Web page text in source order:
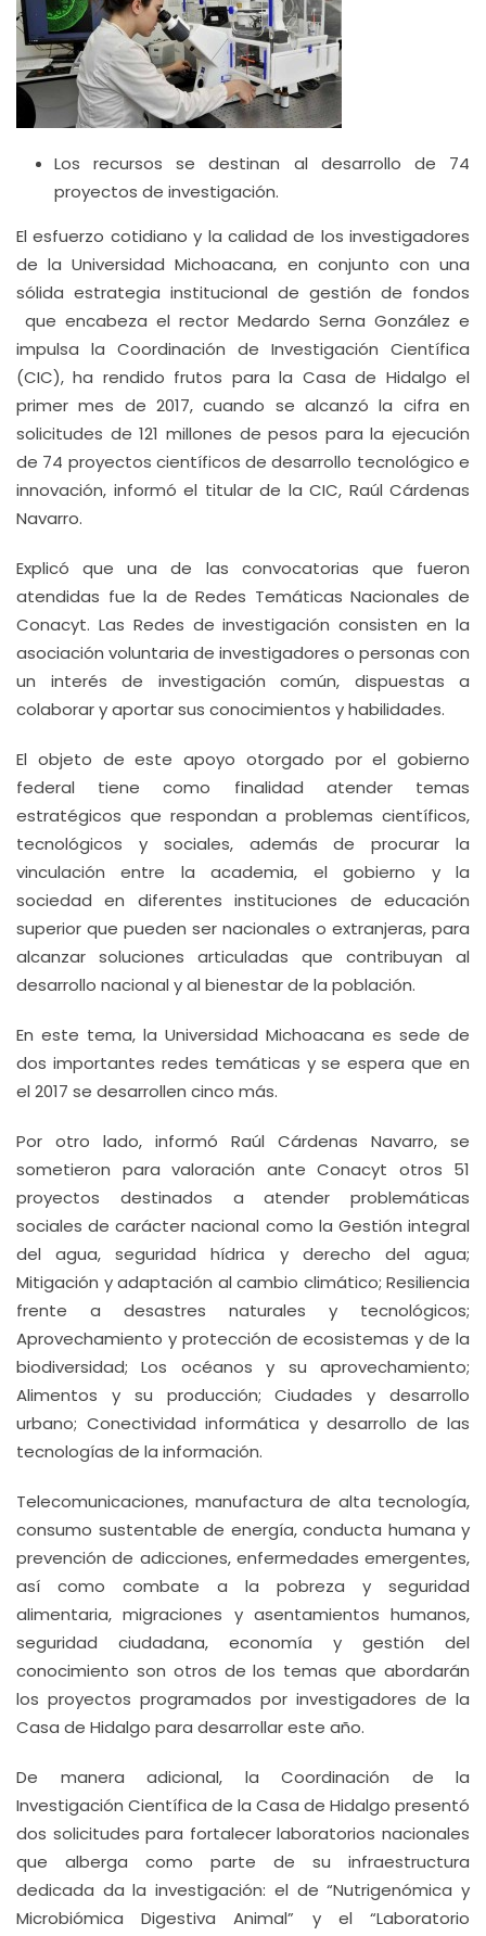
Los recursos se destinan al desarrollo de 74
proyectos de investigación.
El esfuerzo cotidiano y la calidad de los investigadores
de la Universidad Michoacana, en conjunto con una
sólida estrategia institucional de gestión de fondos
que encabeza el rector Medardo Serna González e
impulsa la Coordinación de Investigación Científica
(CIC), ha rendido frutos para la Casa de Hidalgo el
primer mes de 2017, cuando se alcanzó la cifra en
solicitudes de 121 millones de pesos para la ejecución
de 74 proyectos científicos de desarrollo tecnológico e
innovación, informó el titular de la CIC, Raúl Cárdenas
Navarro.
Explicó que una de las convocatorias que fueron
atendidas fue la de Redes Temáticas Nacionales de
Conacyt. Las Redes de investigación consisten en la
asociación voluntaria de investigadores o personas con
un interés de investigación común, dispuestas a
colaborar y aportar sus conocimientos y habilidades.
El objeto de este apoyo otorgado por el gobierno
federal tiene como finalidad atender temas
estratégicos que respondan a problemas científicos,
tecnológicos y sociales, además de procurar la
vinculación entre la academia, el gobierno y la
sociedad en diferentes instituciones de educación
superior que pueden ser nacionales o extranjeras, para
alcanzar soluciones articuladas que contribuyan al
desarrollo nacional y al bienestar de la población.
En este tema, la Universidad Michoacana es sede de
dos importantes redes temáticas y se espera que en
el 2017 se desarrollen cinco más.
Por otro lado, informó Raúl Cárdenas Navarro, se
sometieron para valoración ante Conacyt otros 51
proyectos destinados a atender problemáticas
sociales de carácter nacional como la Gestión integral
del agua, seguridad hídrica y derecho del agua;
Mitigación y adaptación al cambio climático; Resiliencia
frente a desastres naturales y tecnológicos;
Aprovechamiento y protección de ecosistemas y de la
biodiversidad; Los océanos y su aprovechamiento;
Alimentos y su producción; Ciudades y desarrollo
urbano; Conectividad informática y desarrollo de las
tecnologías de la información.
Telecomunicaciones, manufactura de alta tecnología,
consumo sustentable de energía, conducta humana y
prevención de adicciones, enfermedades emergentes,
así como combate a la pobreza y seguridad
alimentaria, migraciones y asentamientos humanos,
seguridad ciudadana, economía y gestión del
conocimiento son otros de los temas que abordarán
los proyectos programados por investigadores de la
Casa de Hidalgo para desarrollar este año.
De manera adicional, la Coordinación de la
Investigación Científica de la Casa de Hidalgo presentó
dos solicitudes para fortalecer laboratorios nacionales
que alberga como parte de su infraestructura
dedicada da la investigación: el de “Nutrigenómica y
Microbiómica Digestiva Animal” y el “Laboratorio